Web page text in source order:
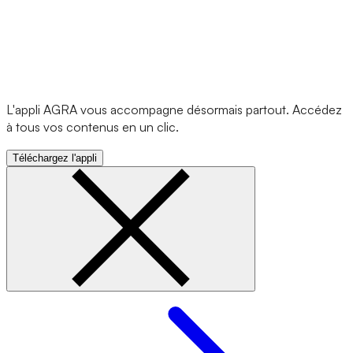
L'appli AGRA vous accompagne désormais partout. Accédez
à tous vos contenus en un clic.
Téléchargez l'appli